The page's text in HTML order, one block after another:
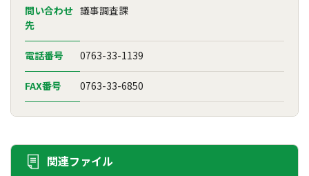
問い合わせ
先
議事調査課
電話番号 0763-33-1139
FAX番号 0763-33-6850
関連ファイル